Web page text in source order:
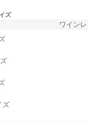
ズ
ワイン
ズ